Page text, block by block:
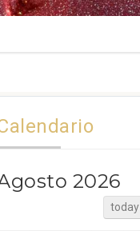
2026
today